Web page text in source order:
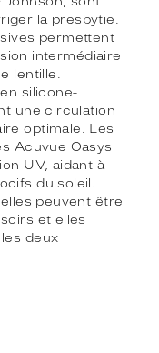
la presbytie.
permettent
intermédiaire
lentille.
silicone-
une circulation
optimale. Les
Acuvue Oasys
UV, aidant à
du soleil.
peuvent être
et elles
deux